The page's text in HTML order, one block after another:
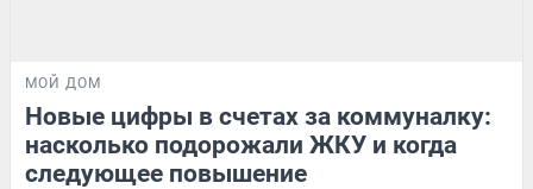
МОЙ ДОМ
Новые цифры в счетах за коммуналку:
насколько подорожали ЖКУ и когда
следующее повышение